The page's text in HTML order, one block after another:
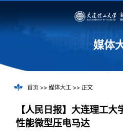
媒体
首页>> 媒体大工>> 正文
【人民日报】大连理工
性能微型压电马达